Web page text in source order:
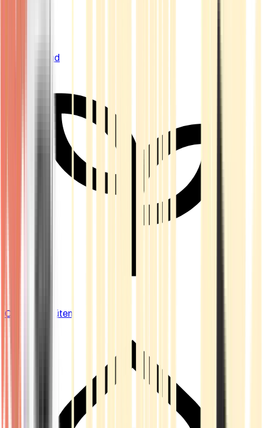
Live Bestand
Cannabis Blüten